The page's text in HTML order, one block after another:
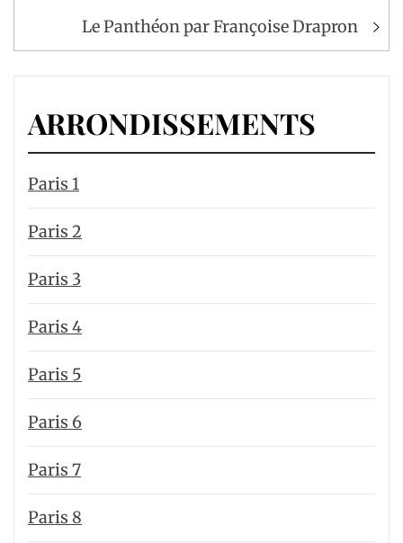
l’articleLe Panthéon par Françoise Drapron
ARRONDISSEMENTS
Paris 1
Paris 2
Paris 3
Paris 4
Paris 5
Paris 6
Paris 7
Paris 8